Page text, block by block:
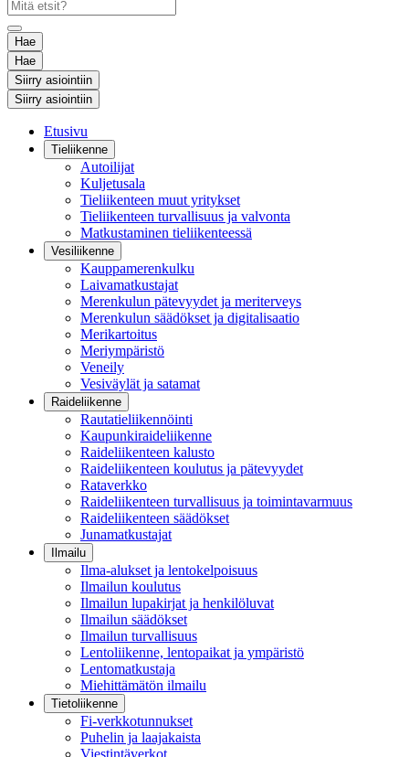
Hae
Hae
Siirry asiointiin
Siirry asiointiin
Etusivu
Tieliikenne
Autoilijat
Kuljetusala
Tieliikenteen muut yritykset
Tieliikenteen turvallisuus ja valvonta
Matkustaminen tieliikenteessä
Vesiliikenne
Kauppamerenkulku
Laivamatkustajat
Merenkulun pätevyydet ja meriterveys
Merenkulun säädökset ja digitalisaatio
Merikartoitus
Meriympäristö
Veneily
Vesiväylät ja satamat
Raideliikenne
Rautatieliikennöinti
Kaupunkiraideliikenne
Raideliikenteen kalusto
Raideliikenteen koulutus ja pätevyydet
Rataverkko
Raideliikenteen turvallisuus ja toimintavarmuus
Raideliikenteen säädökset
Junamatkustajat
Ilmailu
Ilma-alukset ja lentokelpoisuus
Ilmailun koulutus
Ilmailun lupakirjat ja henkilöluvat
Ilmailun säädökset
Ilmailun turvallisuus
Lentoliikenne, lentopaikat ja ympäristö
Lentomatkustaja
Miehittämätön ilmailu
Tietoliikenne
Fi-verkkotunnukset
Puhelin ja laajakaista
Viestintäverkot